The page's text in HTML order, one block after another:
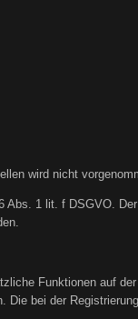
wird nicht
1 lit. f DSGVO.
Funktionen auf
bei der